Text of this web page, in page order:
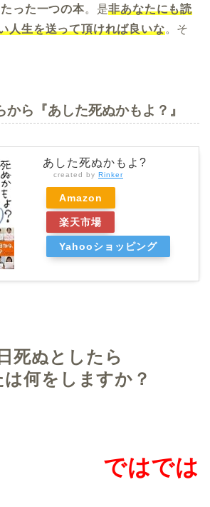
った一つの本。是非あなたにも読
人生を送って頂ければ良いな。そ
から『あした死ぬかもよ？』
あした死ぬかもよ?
created by Rinker
Amazon
楽天市場
Yahooショッピング
死ぬとしたら
何をしますか？
ではでは